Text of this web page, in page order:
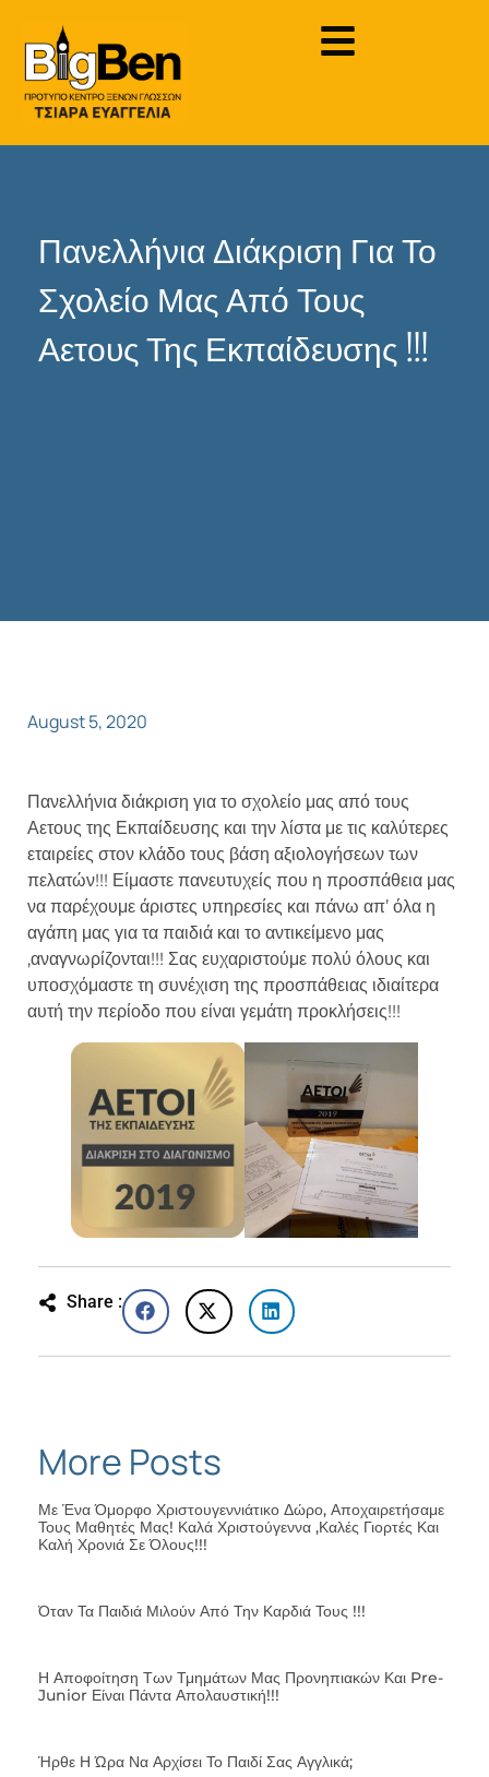
Πανελλήνια Διάκριση Για Το
Σχολείο Μας Από Τους
Αετους Της Εκπαίδευσης !!!
August 5, 2020
Πανελλήνια διάκριση για το σχολείο μας από τους
Αετους της Εκπαίδευσης και την λίστα με τις καλύτερες
εταιρείες στον κλάδο τους βάση αξιολογήσεων των
πελατών!!! Είμαστε πανευτυχείς που η προσπάθεια μας
να παρέχουμε άριστες υπηρεσίες και πάνω απ’ όλα η
αγάπη μας για τα παιδιά και το αντικείμενο μας
,αναγνωρίζονται!!! Σας ευχαριστούμε πολύ όλους και
υποσχόμαστε τη συνέχιση της προσπάθειας ιδιαίτερα
αυτή την περίοδο που είναι γεμάτη προκλήσεις!!!
Share :
More Posts
Με Ένα Όμορφο Χριστουγεννιάτικο Δώρο, Αποχαιρετήσαμε
Τους Μαθητές Μας! Καλά Χριστούγεννα ,καλές Γιορτές Και
Καλή Χρονιά Σε Όλους!!!
Όταν Τα Παιδιά Μιλούν Από Την Καρδιά Τους !!!
Η Αποφοίτηση Των Τμημάτων Μας Προνηπιακών Και Pre-
Junior Είναι Πάντα Απολαυστική!!!
Ήρθε Η Ώρα Να Αρχίσει Το Παιδί Σας Αγγλικά;